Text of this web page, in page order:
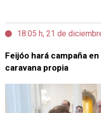
18:05 h, 21 de
Feijóo hará campaña
caravana propia